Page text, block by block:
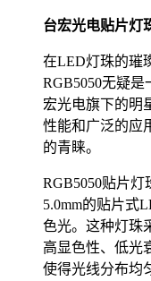
台宏光电贴片灯
在LED灯珠的璀
RGB5050无疑
宏光电旗下的明
性能和广泛的应
的青睐。
RGB5050贴片灯
5.0mm的贴片式
色光。这种灯珠
高显色性、低光
使得光线分布均